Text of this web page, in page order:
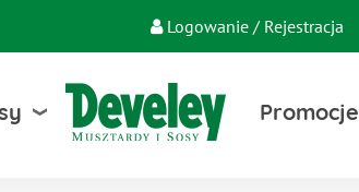
Logowanie / Rejestracja
Promocje